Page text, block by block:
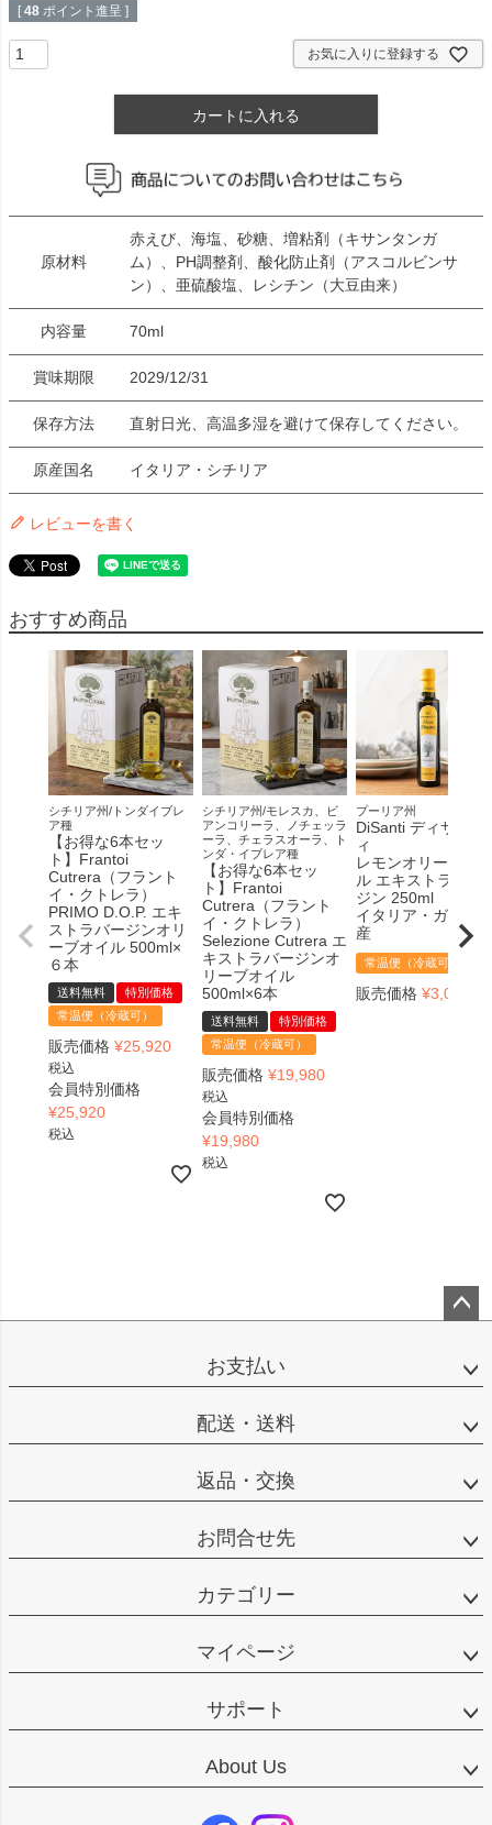
[ 48 ポイント進呈 ]
お気に入りに登録する
カートに入れる
原材料
赤えび、海塩、砂糖、増粘剤（キサンタンガ
ム）、PH調整剤、酸化防止剤（アスコルビンサ
ン）、亜硫酸塩、レシチン（大豆由来）
内容量 70ml
賞味期限 2029/12/31
保存方法 直射日光、高温多湿を避けて保存してください。
原産国名 イタリア・シチリア
レビューを書く
おすすめ商品
シチリア州/トンダイブレ
ア種
【お得な6本セッ
ト】Frantoi
Cutrera（フラント
イ・クトレラ）
PRIMO D.O.P. エキ
ストラバージンオリ
ーブオイル 500ml×
６本
送料無料
特別価格
常温便（冷蔵可）
販売価格 ¥25,920
税込
会員特別価格
¥25,920
税込
シチリア州/モレスカ、ビ
アンコリーラ、ノチェッラ
ーラ、チェラスオーラ、ト
ンダ・イブレア種
【お得な6本セッ
ト】Frantoi
Cutrera（フラント
イ・クトレラ）
Selezione Cutrera エ
キストラバージンオ
リーブオイル
500ml×6本
送料無料
特別価格
常温便（冷蔵可）
販売価格 ¥19,980
税込
会員特別価格
¥19,980
税込
プーリア州
DiSanti ディサンテ
ィ
レモンオリーブオ
ル エキストラヴァ
ジン 250ml
イタリア・ガルガ
産
常温便（冷蔵可）
販売価格 ¥3,078
ップ
お支払い
配送・送料
返品・交換
お問合せ先
カテゴリー
マイページ
サポート
About Us